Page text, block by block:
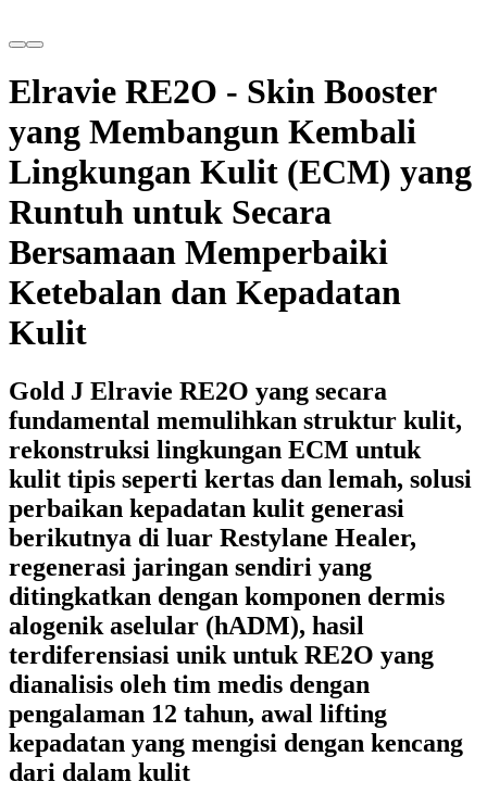
Elravie RE2O - Skin Booster
yang Membangun Kembali
Lingkungan Kulit (ECM) yang
Runtuh untuk Secara
Bersamaan Memperbaiki
Ketebalan dan Kepadatan
Kulit
Gold J Elravie RE2O yang secara
fundamental memulihkan struktur kulit,
rekonstruksi lingkungan ECM untuk
kulit tipis seperti kertas dan lemah, solusi
perbaikan kepadatan kulit generasi
berikutnya di luar Restylane Healer,
regenerasi jaringan sendiri yang
ditingkatkan dengan komponen dermis
alogenik aselular (hADM), hasil
terdiferensiasi unik untuk RE2O yang
dianalisis oleh tim medis dengan
pengalaman 12 tahun, awal lifting
kepadatan yang mengisi dengan kencang
dari dalam kulit